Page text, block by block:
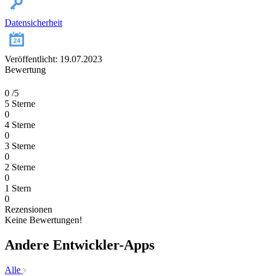
Datensicherheit
Veröffentlicht: 19.07.2023
Bewertung
0 /5
5 Sterne
0
4 Sterne
0
3 Sterne
0
2 Sterne
0
1 Stern
0
Rezensionen
Keine Bewertungen!
Andere Entwickler-Apps
Alle